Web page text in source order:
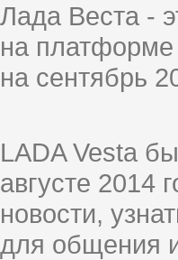
Лада Веста -
на платформе
на сентябрь
LADA Vesta
августе 2014
новости,
для общения